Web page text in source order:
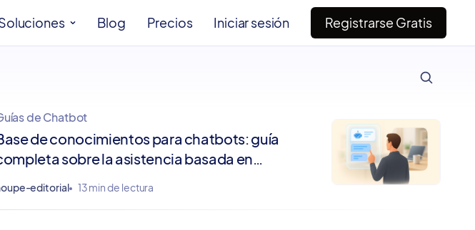
Blog Precios Iniciar sesión Registrarse Gratis
de Chatbot
de conocimientos para chatbots: guía
sobre la asistencia basada en
editorial 13 min de lectura
ESC